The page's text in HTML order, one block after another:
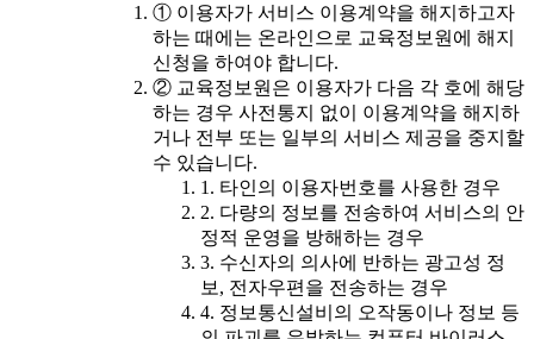
① 이용자가 서비스 이용계약을 해지하고자
하는 때에는 온라인으로 교육정보원에 해지
신청을 하여야 합니다.
② 교육정보원은 이용자가 다음 각 호에 해당
하는 경우 사전통지 없이 이용계약을 해지하
거나 전부 또는 일부의 서비스 제공을 중지할
수 있습니다.
1. 타인의 이용자번호를 사용한 경우
2. 다량의 정보를 전송하여 서비스의 안
정적 운영을 방해하는 경우
3. 수신자의 의사에 반하는 광고성 정
보, 전자우편을 전송하는 경우
4. 정보통신설비의 오작동이나 정보 등